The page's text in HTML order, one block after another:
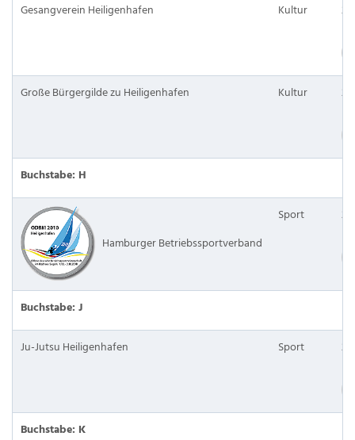
Gesangverein Heiligenhafen Kultur
Große Bürgergilde zu Heiligenhafen Kultur
Buchstabe: H
Hamburger Betriebssportverband
Sport
Buchstabe: J
Ju-Jutsu Heiligenhafen Sport
Buchstabe: K